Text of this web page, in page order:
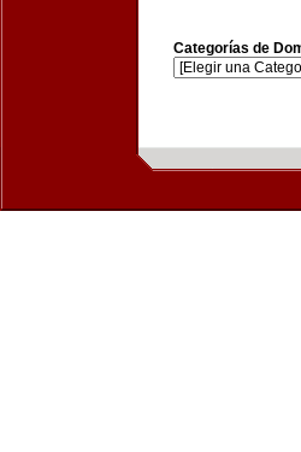
Categorías de